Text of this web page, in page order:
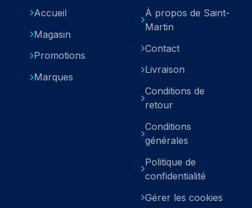
Accueil
Magasin
Promotions
Marques
À propos de Saint-
Martin
Contact
Livraison
Conditions de
retour
Conditions
générales
Politique de
confidentialité
Gérer les cookies